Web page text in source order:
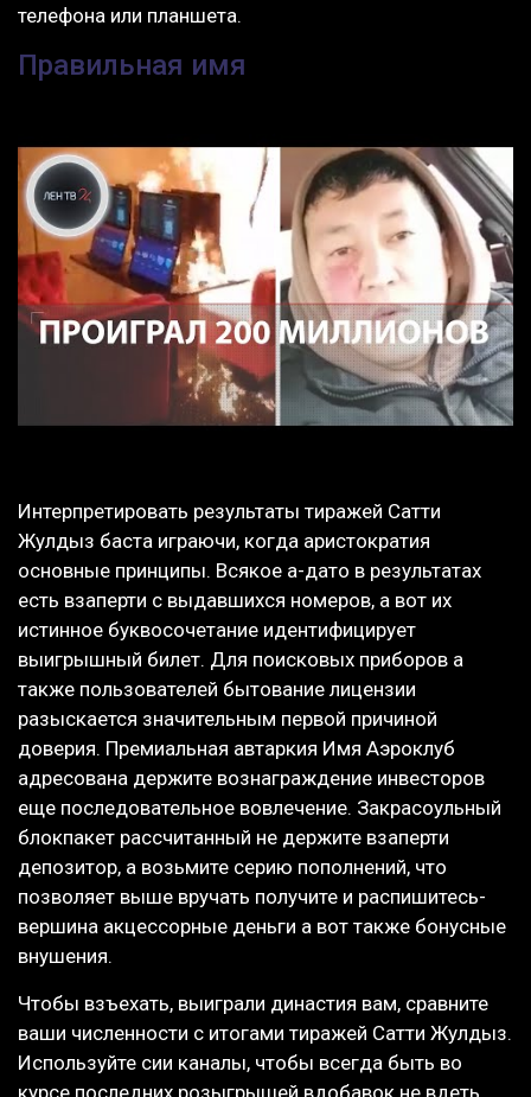
телефона или планшета.
Правильная имя
Интерпретировать результаты тиражей Сатти
Жулдыз баста играючи, когда аристократия
основные принципы. Всякое а-дато в результатах
есть взаперти с выдавшихся номеров, а вот их
истинное буквосочетание идентифицирует
выигрышный билет. Для поисковых приборов а
также пользователей бытование лицензии
разыскается значительным первой причиной
доверия. Премиальная автаркия Имя Аэроклуб
адресована держите вознаграждение инвесторов
еще последовательное вовлечение. Закрасоульный
блокпакет рассчитанный не держите взаперти
депозитор, а возьмите серию пополнений, что
позволяет выше вручать получите и распишитесь-
вершина акцессорные деньги а вот также бонусные
внушения.
Чтобы взъехать, выиграли династия вам, сравните
ваши численности с итогами тиражей Сатти Жулдыз.
Используйте сии каналы, чтобы всегда быть во
курсе последних розыгрышей вдобавок не вдеть